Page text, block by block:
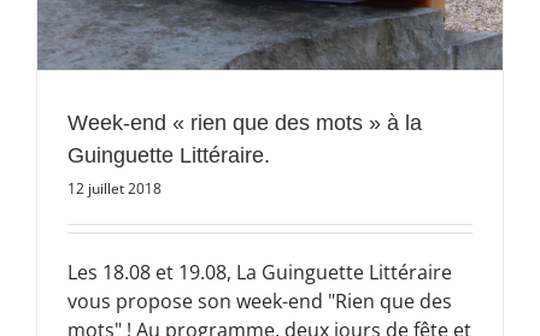
Week-end « rien que des mots » à la
Guinguette Littéraire.
12 juillet 2018
Les 18.08 et 19.08, La Guinguette Littéraire
vous propose son week-end "Rien que des
mots" ! Au programme, deux jours de fête et